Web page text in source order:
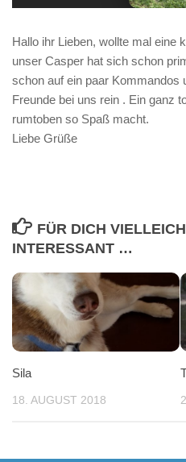
Hallo ihr Lieben, wollte mal eine
unser Casper hat sich schon
schon auf ein paar Kommandos
Freunde bei uns rein . Ein ganz
rumtoben so Spaß macht.
Liebe Grüße
FÜR DICH
INTERESSANT …
Sila
18. AUGUST 2018